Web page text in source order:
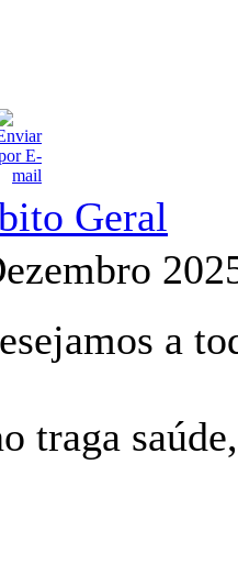
Geral
a
traga